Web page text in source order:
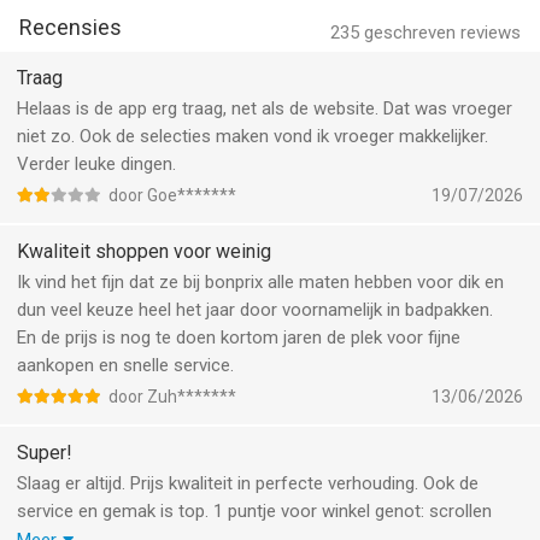
collecties die ontworpen zijn voor een hoog draagcomfort en
voelt.
▶ Jij noemt de gelegenheid, wij bezorgen je de look!
Of het nu voor een feestje, verjaardag, bruiloft, Kerstmis, Oud &
Nieuw of een ander event is – bij ons vind je altijd je passende
understatement in een casual chic look, of dans de nacht door
in sprankelende outfits. Onze tip: shop direct de bijpassende
schoenen en accessoires, evenals shapewear voor een all-
over goed gevoel.
▶ Eén app voor alles: one-stop-shopping met bonprix.
damesmode? Passend bij je nieuwe favoriete look vind je heel
gemakkelijk de juiste schoenen, moderne sieraden of trendy
accessoires. Als je voor je hele gezin shopt, neem dan eens
een kijkje bij onze herenmode en kinderkleding. Misschien ben
klanten@service-bonprix.nl
235 geschreven reviews
Recensies
Traag
Helaas is de app erg traag, net als de website. Dat was vroeger
niet zo. Ook de selecties maken vond ik vroeger makkelijker.
Verder leuke dingen.
door Goe******* 19/07/2026
Kwaliteit shoppen voor weinig
Ik vind het fijn dat ze bij bonprix alle maten hebben voor dik en
dun veel keuze heel het jaar door voornamelijk in badpakken.
En de prijs is nog te doen kortom jaren de plek voor fijne
aankopen en snelle service.
door Zuh******* 13/06/2026
Super!
Slaag er altijd. Prijs kwaliteit in perfecte verhouding. Ook de
service en gemak is top. 1 puntje voor winkel genot: scrollen